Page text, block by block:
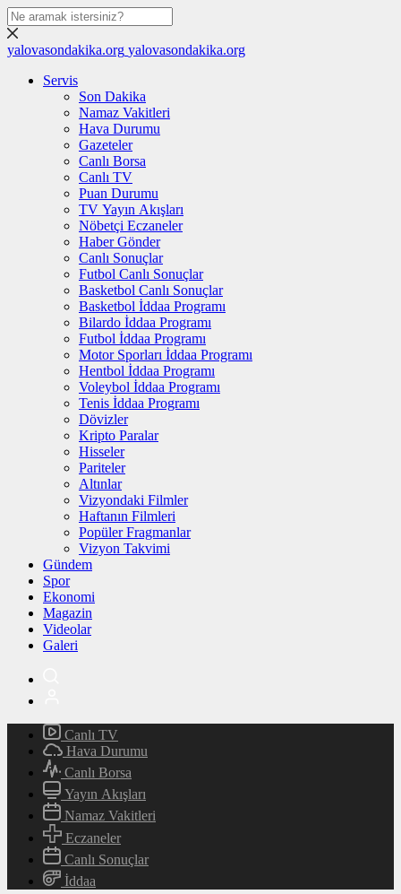
yalovasondakika.org yalovasondakika.org
Servis
Son Dakika
Namaz Vakitleri
Hava Durumu
Gazeteler
Canlı Borsa
Canlı TV
Puan Durumu
TV Yayın Akışları
Nöbetçi Eczaneler
Haber Gönder
Canlı Sonuçlar
Futbol Canlı Sonuçlar
Basketbol Canlı Sonuçlar
Basketbol İddaa Programı
Bilardo İddaa Programı
Futbol İddaa Programı
Motor Sporları İddaa Programı
Hentbol İddaa Programı
Voleybol İddaa Programı
Tenis İddaa Programı
Dövizler
Kripto Paralar
Hisseler
Pariteler
Altınlar
Vizyondaki Filmler
Haftanın Filmleri
Popüler Fragmanlar
Vizyon Takvimi
Gündem
Spor
Ekonomi
Magazin
Videolar
Galeri
Canlı TV
Hava Durumu
Canlı Borsa
Yayın Akışları
Namaz Vakitleri
Eczaneler
Canlı Sonuçlar
İddaa